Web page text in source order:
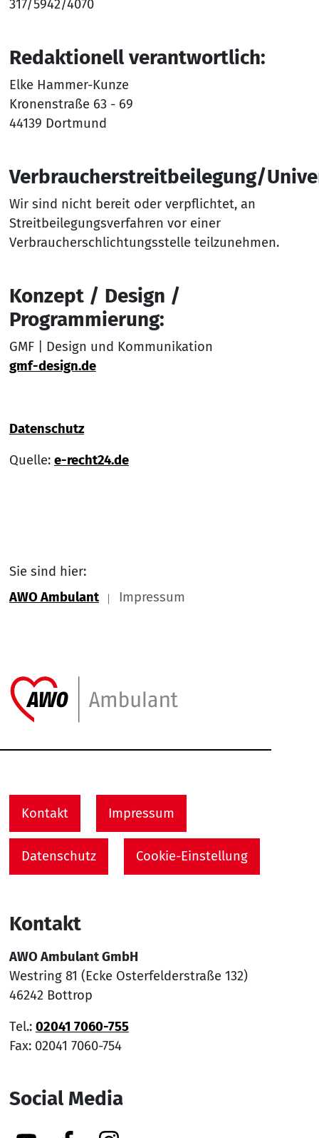
317/5942/4070
Redaktionell verantwortlich:
Elke Hammer-Kunze
Kronenstraße 63 - 69
44139 Dortmund
Verbraucherstreitbeilegung/
Wir sind nicht bereit oder verpflichtet, an
Streitbeilegungsverfahren vor einer
Verbraucherschlichtungsstelle teilzunehmen.
Konzept / Design /
Programmierung:
GMF | Design und Kommunikation
gmf-design.de
Datenschutz
Quelle: e-recht24.de
Sie sind hier:
AWO Ambulant
Impressum
Kontakt Impressum
Datenschutz Cookie-Einstellung
Kontakt
AWO Ambulant GmbH
Westring 81 (Ecke Osterfelderstraße 132)
46242 Bottrop
Tel.: 02041 7060-755
Fax: 02041 7060-754
Social Media